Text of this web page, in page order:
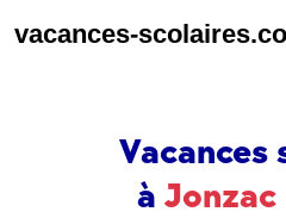
vacances-
Vacances
à Jonzac